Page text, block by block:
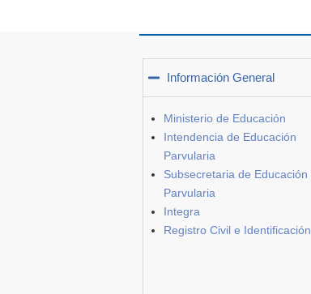
Información General
Ministerio de Educación
Intendencia de Educación
Parvularia
Subsecretaria de Educación
Parvularia
Integra
Registro Civil e Identificación